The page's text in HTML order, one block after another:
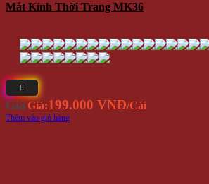
Mắt Kính Thời Trang MK36
Giá Giá:199.000 VNĐ/Cái
Thêm vào giỏ hàng